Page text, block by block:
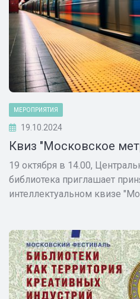
МЕРОПРИЯТИЯ
19.10.2024
Квиз "Московское
19 октября в 14.00,
библиотека приглашает
интеллектуальном квизе